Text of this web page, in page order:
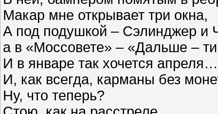
Макар мне открывает три окна,
А под подушкой – Сэлинджер и
а в «Моссовете» – «Дальше –
И в январе так хочется апреля…
И, как всегда, карманы без
Ну, что теперь?